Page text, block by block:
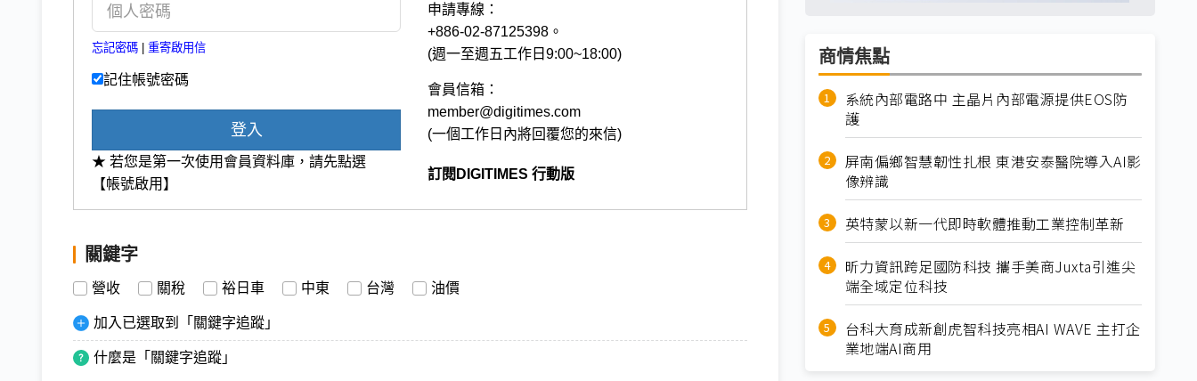
忘記密碼 重寄啟用信
記住帳號密碼
登入
★ 若您是第一次使用會員資料庫，請先點選
【帳號啟用】
申請專線：
+886-02-87125398。
(週一至週五工作日9:00~18:00)
會員信箱：
member@digitimes.com
(一個工作日內將回覆您的來信)
訂閱DIGITIMES 行動版
關鍵字
營收 關稅 裕日車 中東 台灣 油價
加入已選取到「關鍵字追蹤」
什麼是「關鍵字追蹤」
商情焦點
系統內部電路中 主晶片內部電源提供EOS防
護
屏南偏鄉智慧韌性扎根 東港安泰醫院導入AI影
像辨識
英特蒙以新一代即時軟體推動工業控制革新
昕力資訊跨足國防科技 攜手美商Juxta引進尖
端全域定位科技
台科大育成新創虎智科技亮相AI WAVE 主打企
業地端AI商用